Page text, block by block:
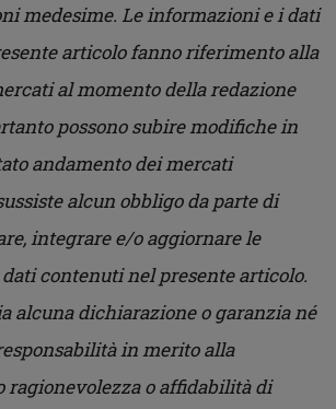
medesime. Le informazioni e i dati
articolo fanno riferimento alla
al momento della redazione
possono subire modifiche in
andamento dei mercati
alcun obbligo da parte di
integrare e/o aggiornare le
contenuti nel presente articolo.
alcuna dichiarazione o garanzia né
in merito alla
o affidabilità di